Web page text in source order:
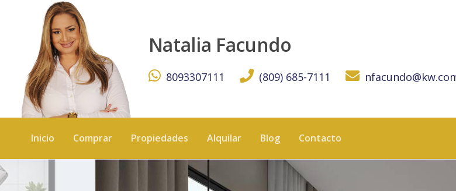
Natalia Facundo
8093307111 (809) 685-7111
Inicio Comprar Propiedades Alquilar Blog Contacto
¡Moderno Proyecto de Apartamentos en Punta Cana! - KW DOMINICANA